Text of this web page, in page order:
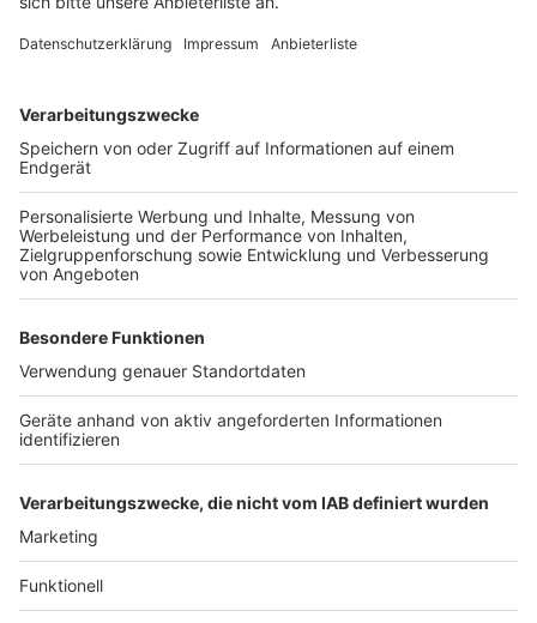
Wir benötigen Ihre
Zustimmung, um den YouTube
Wir verwenden einen Service eines
Drittanbieters, um Videoinhalte
einzubetten. Dieser Service kann
Daten zu Ihren Aktivitäten
sammeln. Bitte lesen Sie die
Details durch und stimmen Sie der
Nutzung des Service zu, um dieses
Video anzusehen.
Mehr Informationen
Rag'n'Bone Man - All You Ever Wanted (Official Video)
Anzeige